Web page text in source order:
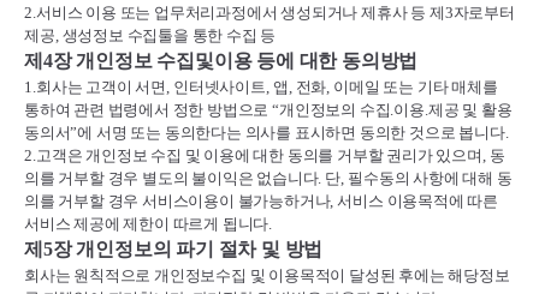
2.서비스 이용 또는 업무처리과정에서 생성되거나 제휴사 등 제3자로부터
제공, 생성정보 수집툴을 통한 수집 등
제 4장 개인정보 수집및이용 등에 대한 동의방법
1.회사는 고객이 서면, 인터넷사이트, 앱, 전화, 이메일 또는 기타 매체를
통하여 관련 법령에서 정한 방법으로“개인정보의 수집.이용.제공 및 활용
동의서”에 서명 또는 동의한다는 의사를 표시하면 동의한 것으로 봅니다.
2.고객은 개인정보 수집 및 이용에 대한 동의를 거부할 권리가 있으며, 동
의를 거부할 경우 별도의 불이익은 없습니다. 단, 필수동의 사항에 대해 동
의를 거부할 경우 서비스이용이 불가능하거나,서비스 이용목적에 따른
서비스 제공에 제한이 따르게 됩니다.
제 5장 개인정보의 파기 절차 및 방법
회사는 원칙적으로 개인정보수집 및 이용목적이 달성된 후에는 해당정보